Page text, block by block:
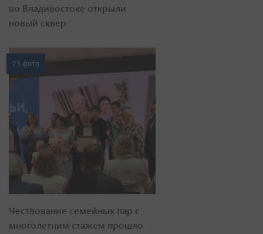
во Владивостоке открыли
новый сквер
23 фото
Чествование семейных пар с
многолетним стажем прошло